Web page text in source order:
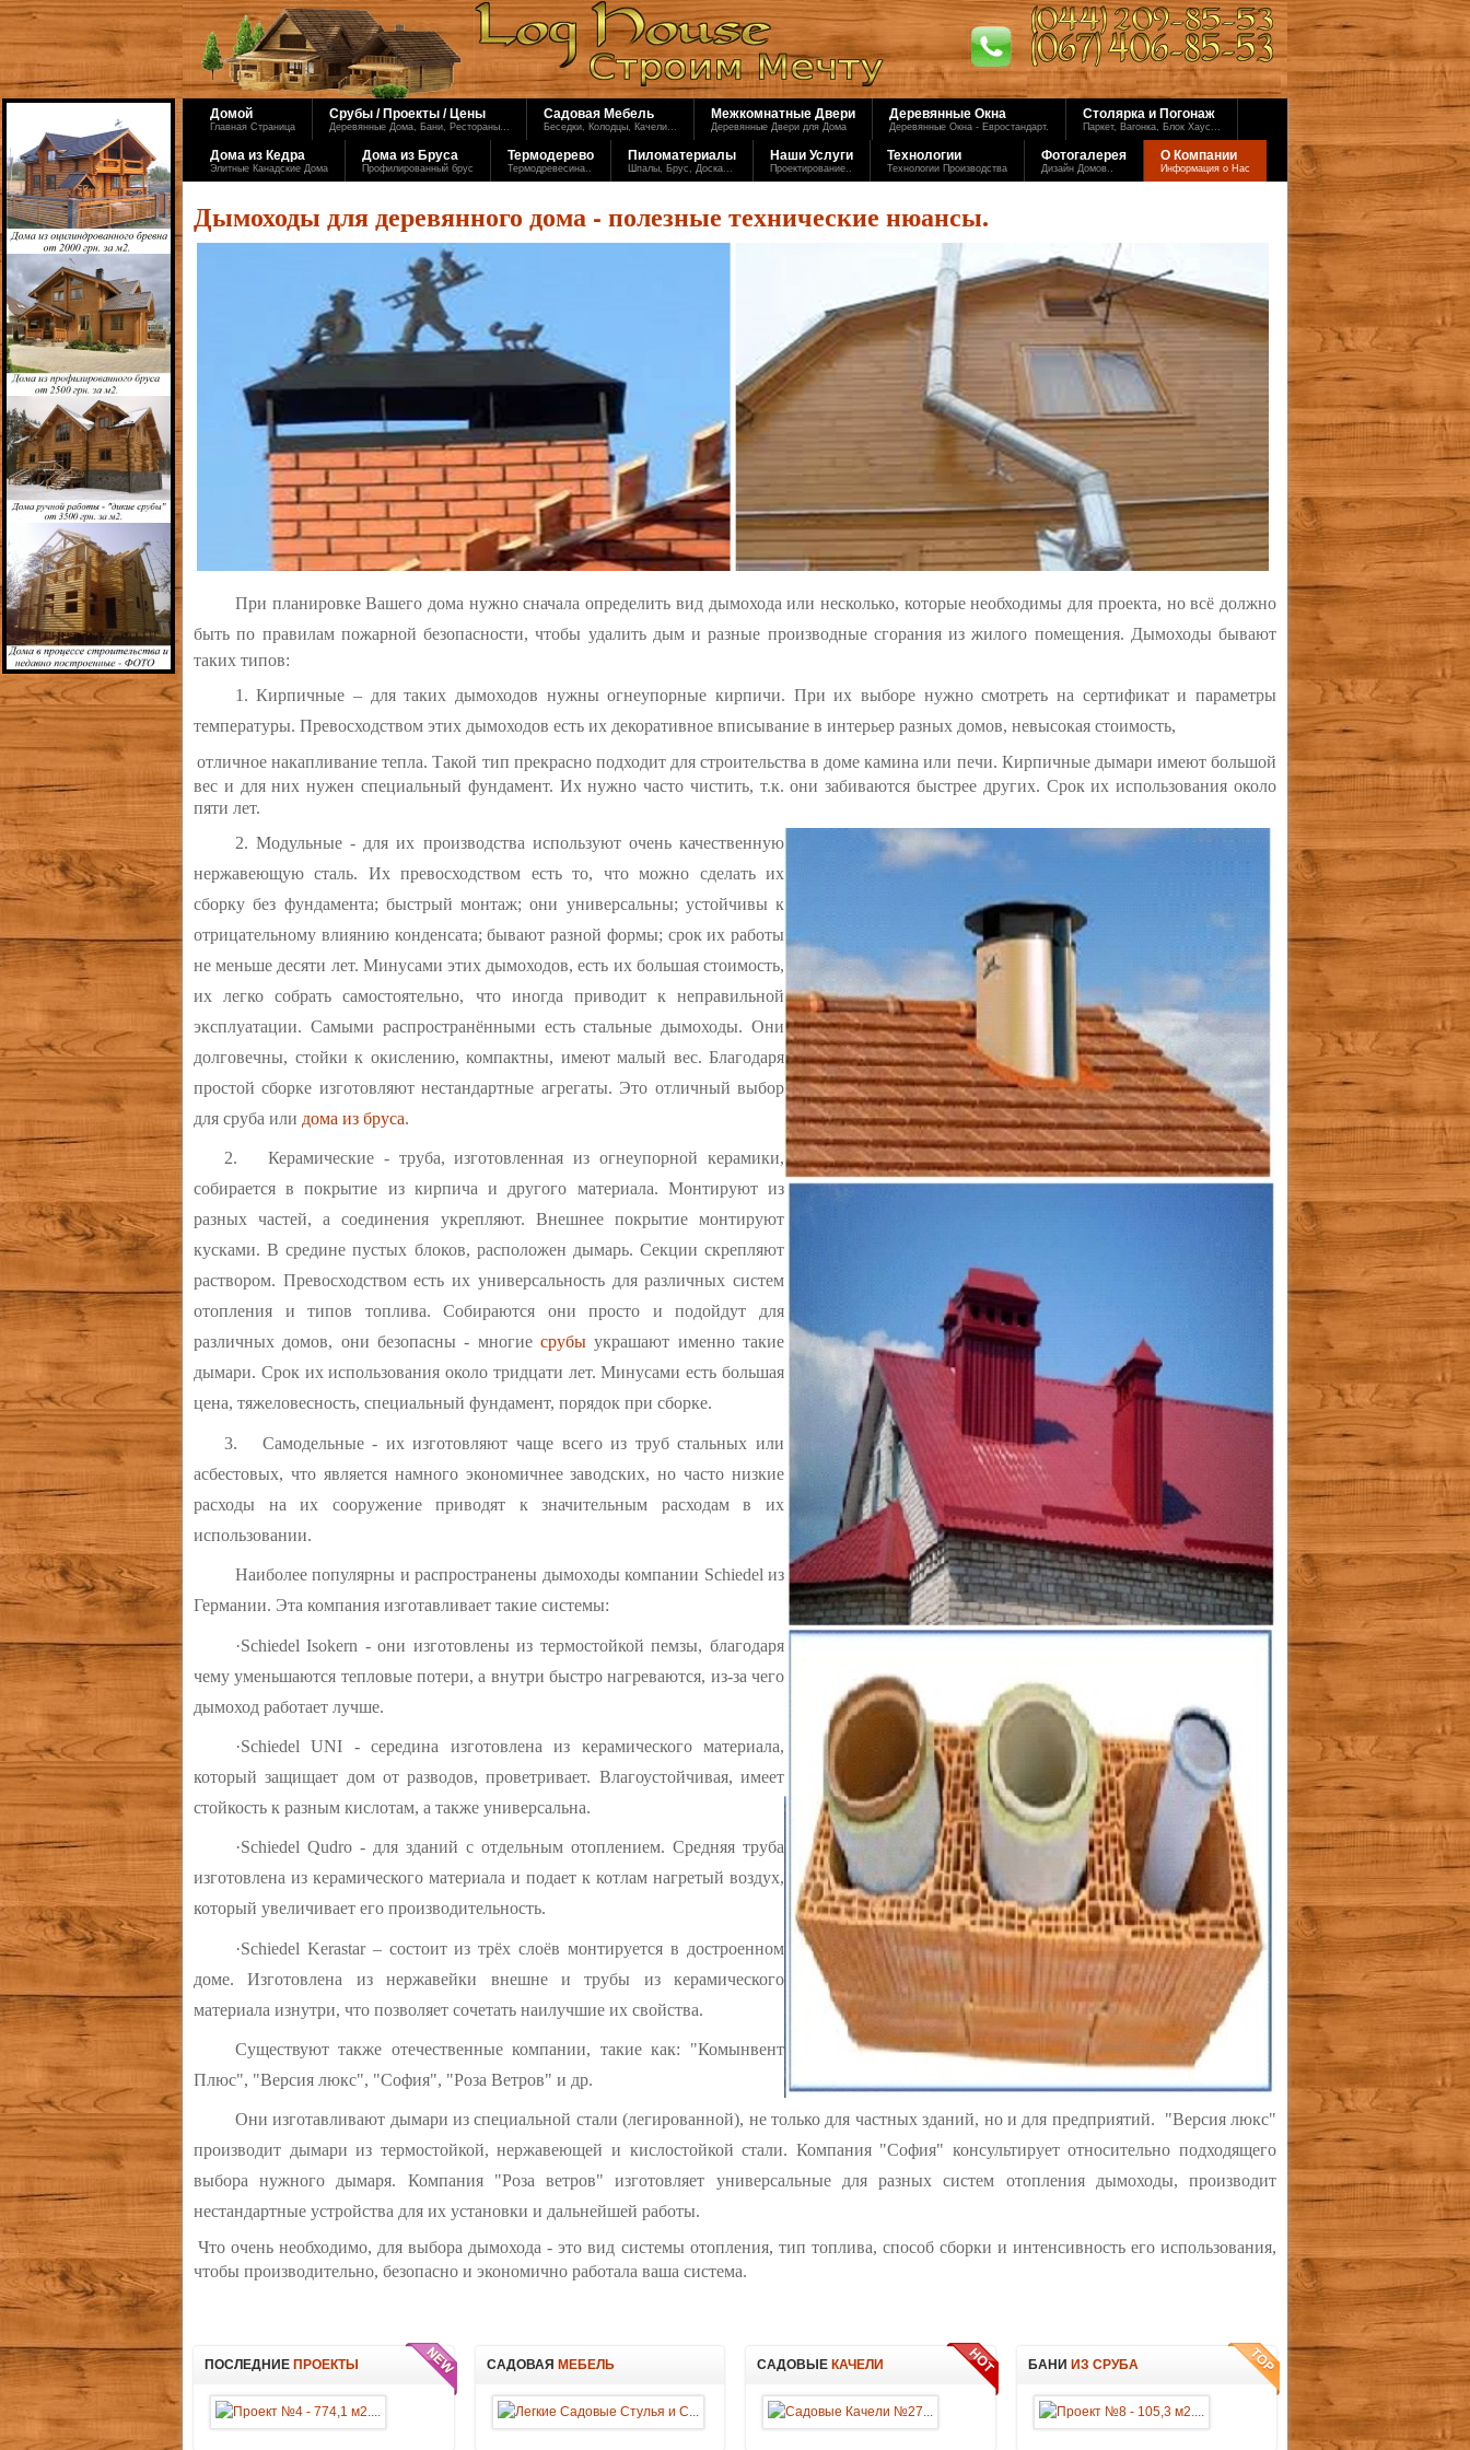
Домой
Главная Страница
Срубы / Проекты / Цены
Деревянные Дома, Бани, Рестораны...
Садовая Мебель
Беседки, Колодцы, Качели...
Межкомнатные Двери
Деревянные Двери для Дома
Деревянные Окна
Деревянные Окна - Евростандарт.
Столярка и Погонаж
Паркет, Вагонка, Блок Хаус...
Дома из Кедра
Элитные Канадские Дома
Дома из Бруса
Профилированный брус
Термодерево
Термодревесина..
Пиломатериалы
Шпалы, Брус, Доска...
Наши Услуги
Проектирование..
Технологии
Технологии Производства
Фотогалерея
Дизайн Домов..
О Компании
Информация о Нас
Дымоходы для деревянного дома - полезные технические нюансы.
При планировке Вашего дома нужно сначала определить вид дымохода или несколько, которые необходимы для проекта, но всё должно
быть по правилам пожарной безопасности, чтобы удалить дым и разные производные сгорания из жилого помещения. Дымоходы бывают
таких типов:
1. Кирпичные – для таких дымоходов нужны огнеупорные кирпичи. При их выборе нужно смотреть на сертификат и параметры
температуры. Превосходством этих дымоходов есть их декоративное вписывание в интерьер разных домов, невысокая стоимость,
отличное накапливание тепла. Такой тип прекрасно подходит для строительства в доме камина или печи. Кирпичные дымари имеют большой
вес и для них нужен специальный фундамент. Их нужно часто чистить, т.к. они забиваются быстрее других. Срок их использования около
пяти лет.
2. Модульные - для их производства используют очень качественную
нержавеющую сталь. Их превосходством есть то, что можно сделать их
сборку без фундамента; быстрый монтаж; они универсальны; устойчивы к
отрицательному влиянию конденсата; бывают разной формы; срок их работы
не меньше десяти лет. Минусами этих дымоходов, есть их большая стоимость,
их легко собрать самостоятельно, что иногда приводит к неправильной
эксплуатации. Самыми распространёнными есть стальные дымоходы. Они
долговечны, стойки к окислению, компактны, имеют малый вес. Благодаря
простой сборке изготовляют нестандартные агрегаты. Это отличный выбор
для сруба или дома из бруса.
2.
Керамические - труба, изготовленная из огнеупорной керамики,
собирается в покрытие из кирпича и другого материала. Монтируют из
разных частей, а соединения укрепляют. Внешнее покрытие монтируют
кусками. В средине пустых блоков, расположен дымарь. Секции скрепляют
раствором. Превосходством есть их универсальность для различных систем
отопления и типов топлива. Собираются они просто и подойдут для
различных домов, они безопасны - многие срубыукрашают именно такие
дымари. Срок их использования около тридцати лет. Минусами есть большая
цена, тяжеловесность, специальный фундамент, порядок при сборке.
3.
Самодельные - их изготовляют чаще всего из труб стальных или
асбестовых, что является намного экономичнее заводских, но часто низкие
расходы на их сооружение приводят к значительным расходам в их
использовании.
Наиболее популярны и распространены дымоходы компании Schiedel из
Германии. Эта компания изготавливает такие системы:
·Schiedel Isokern - они изготовлены из термостойкой пемзы, благодаря
чему уменьшаются тепловые потери, а внутри быстро нагреваются, из-за чего
дымоход работает лучше.
·Schiedel UNI - середина изготовлена из керамического материала,
который защищает дом от разводов, проветривает. Влагоустойчивая, имеет
стойкость к разным кислотам, а также универсальна.
·Schiedel Qudro - для зданий с отдельным отоплением. Средняя труба
изготовлена из керамического материала и подает к котлам нагретый воздух,
который увеличивает его производительность.
·Schiedel Kerastar – состоит из трёх слоёв монтируется в достроенном
доме. Изготовлена из нержавейки внешне и трубы из керамического
материала изнутри, что позволяет сочетать наилучшие их свойства.
Существуют также отечественные компании, такие как: "Комынвент
Плюс", "Версия люкс", "София", "Роза Ветров" и др.
Они изготавливают дымари из специальной стали (легированной), не только для частных зданий, но и для предприятий. "Версия люкс"
производит дымари из термостойкой, нержавеющей и кислостойкой стали. Компания "София" консультирует относительно подходящего
выбора нужного дымаря. Компания "Роза ветров" изготовляет универсальные для разных систем отопления дымоходы, производит
нестандартные устройства для их установки и дальнейшей работы.
Что очень необходимо, для выбора дымохода - это вид системы отопления, тип топлива, способ сборки и интенсивность его использования,
чтобы производительно, безопасно и экономично работала ваша система.
ПОСЛЕДНИЕ ПРОЕКТЫ САДОВАЯ МЕБЕЛЬ САДОВЫЕ КАЧЕЛИ БАНИ ИЗ СРУБА